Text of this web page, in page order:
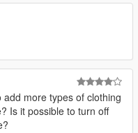
more types of clothing
Is it possible to turn off